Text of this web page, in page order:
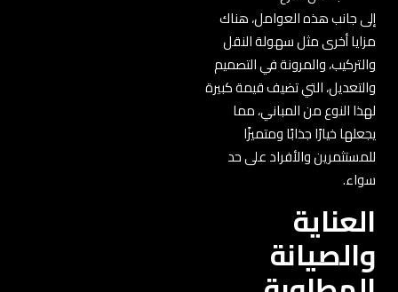
إلى جانب هذه العوامل، هناك
مزايا أخرى مثل سهولة النقل
والتركيب، والمرونة في التصميم
والتعديل، التي تضيف قيمة كبيرة
لهذا النوع من المباني، مما
يجعلها خيارًا جذابًا ومتميزًا
للمستثمرين والأفراد على حد
سواء.
العناية
والصيانة